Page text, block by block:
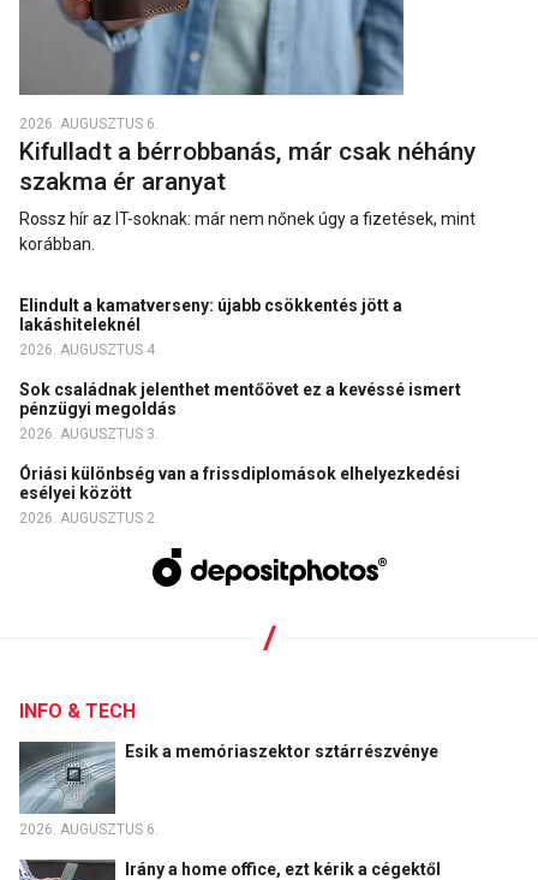
2026. AUGUSZTUS 6.
Kifulladt a bérrobbanás, már csak néhány
szakma ér aranyat
Rossz hír az IT-soknak: már nem nőnek úgy a fizetések, mint
korábban.
Elindult a kamatverseny: újabb csökkentés jött a
lakáshiteleknél
2026. AUGUSZTUS 4.
Sok családnak jelenthet mentőövet ez a kevéssé ismert
pénzügyi megoldás
2026. AUGUSZTUS 3.
Óriási különbség van a frissdiplomások elhelyezkedési
esélyei között
2026. AUGUSZTUS 2.
INFO & TECH
Esik a memóriaszektor sztárrészvénye
2026. AUGUSZTUS 6.
Irány a home office, ezt kérik a cégektől